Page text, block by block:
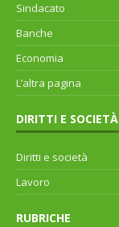
Sindacato
Banche
Economia
L’altra pagina
DIRITTI E SOCIETÀ
Diritti e società
Lavoro
RUBRICHE